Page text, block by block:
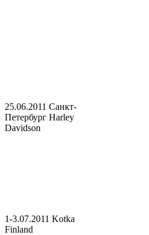
25.06.2011 Санкт-
Петербург Harley
Davidson
1-3.07.2011 Kotka
Finland